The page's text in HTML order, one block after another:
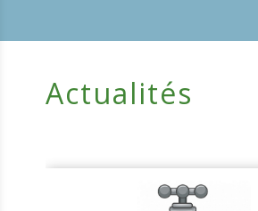
Actualités